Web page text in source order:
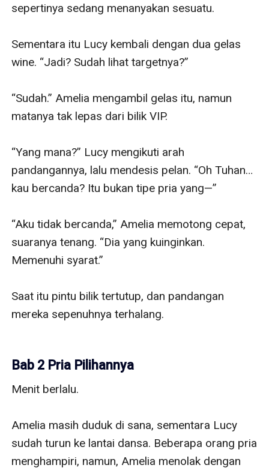
sepertinya sedang menanyakan sesuatu.
Sementara itu Lucy kembali dengan dua gelas
wine. “Jadi? Sudah lihat targetnya?”
“Sudah.” Amelia mengambil gelas itu, namun
matanya tak lepas dari bilik VIP.
“Yang mana?” Lucy mengikuti arah
pandangannya, lalu mendesis pelan. “Oh Tuhan…
kau bercanda? Itu bukan tipe pria yang—”
“Aku tidak bercanda,” Amelia memotong cepat,
suaranya tenang. “Dia yang kuinginkan.
Memenuhi syarat.”
Saat itu pintu bilik tertutup, dan pandangan
mereka sepenuhnya terhalang.
Bab 2 Pria Pilihannya
Menit berlalu.
Amelia masih duduk di sana, sementara Lucy
sudah turun ke lantai dansa. Beberapa orang pria
menghampiri, namun, Amelia menolak dengan